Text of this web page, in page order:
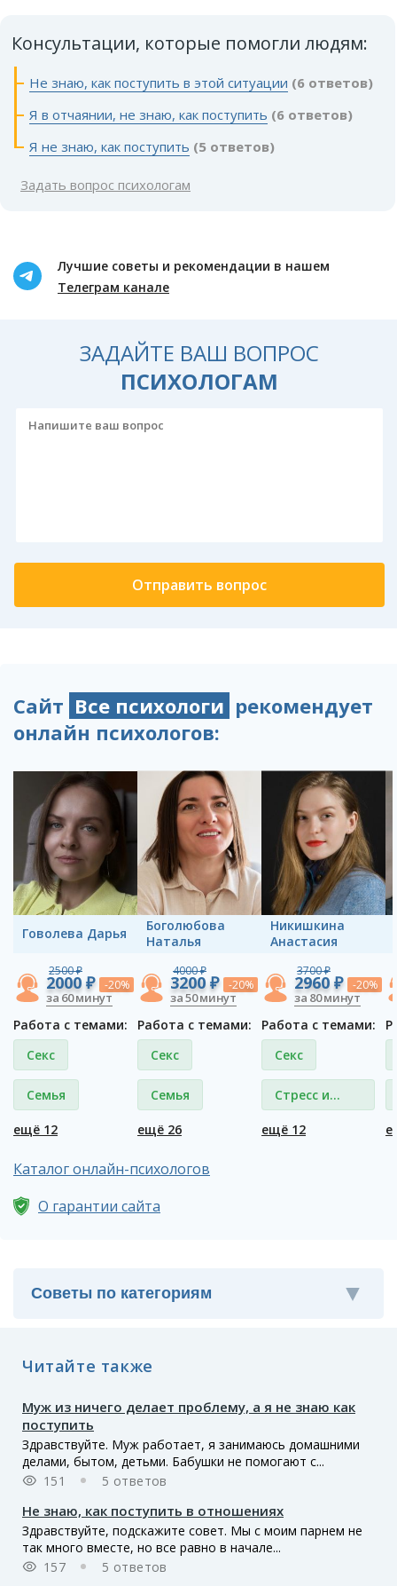
Консультации, которые помогли людям:
Не знаю, как поступить в этой ситуации (6 ответов)
Я в отчаянии, не знаю, как поступить (6 ответов)
Я не знаю, как поступить (5 ответов)
Задать вопрос психологам
Лучшие советы и рекомендации в нашем
Телеграм канале
ЗАДАЙТЕ ВАШ ВОПРОС
ПСИХОЛОГАМ
Сайт Все психологи рекомендует
онлайн психологов:
Говолева Дарья
2500 ₽
2000 ₽ -20%
за 60 минут
Работа с темами:
Секс
Семья
ещё 12
Боголюбова
Наталья
4000 ₽
3200 ₽ -20%
за 50 минут
Работа с темами:
Секс
Семья
ещё 26
Никишкина
Анастасия
3700 ₽
2960 ₽ -20%
за 80 минут
Работа с темами:
Секс
Стресс и
депрессия
ещё 12
Каталог онлайн-психологов
О гарантии сайта
Читайте также
Муж из ничего делает проблему, а я не знаю как
поступить
Здравствуйте. Муж работает, я занимаюсь домашними
делами, бытом, детьми. Бабушки не помогают с...
151
5 ответов
Не знаю, как поступить в отношениях
Здравствуйте, подскажите совет. Мы с моим парнем не
так много вместе, но все равно в начале...
157
5 ответов